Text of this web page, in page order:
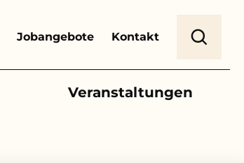
Jobangebote Kontakt
Veranstaltungen